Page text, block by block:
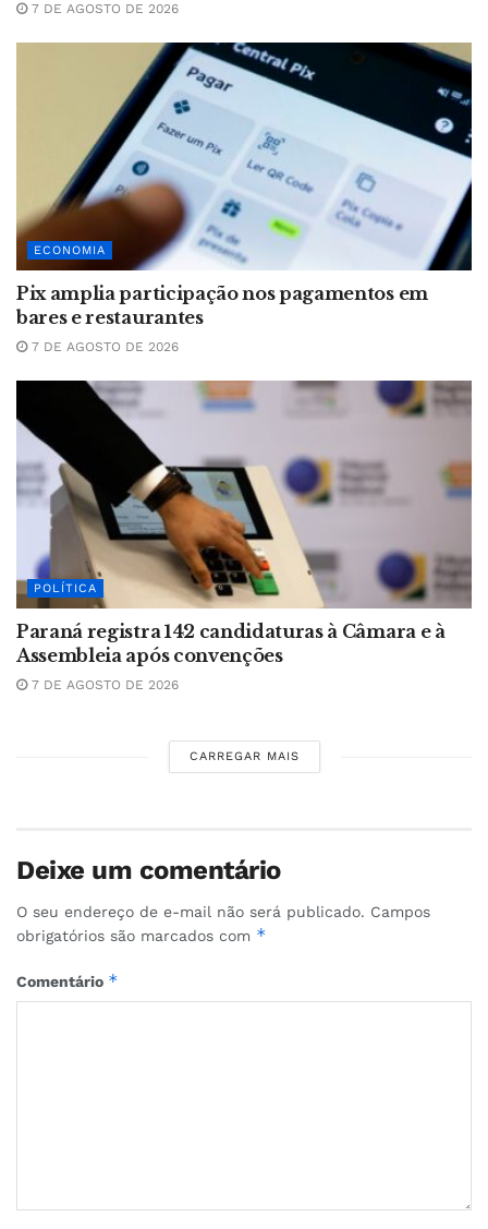
7 DE AGOSTO DE 2026
ECONOMIA
Pix amplia participação nos pagamentos em
bares e restaurantes
7 DE AGOSTO DE 2026
POLÍTICA
Paraná registra 142 candidaturas à Câmara e à
Assembleia após convenções
7 DE AGOSTO DE 2026
CARREGAR MAIS
Deixe um comentário
O seu endereço de e-mail não será publicado. Campos
obrigatórios são marcados com *
Comentário *